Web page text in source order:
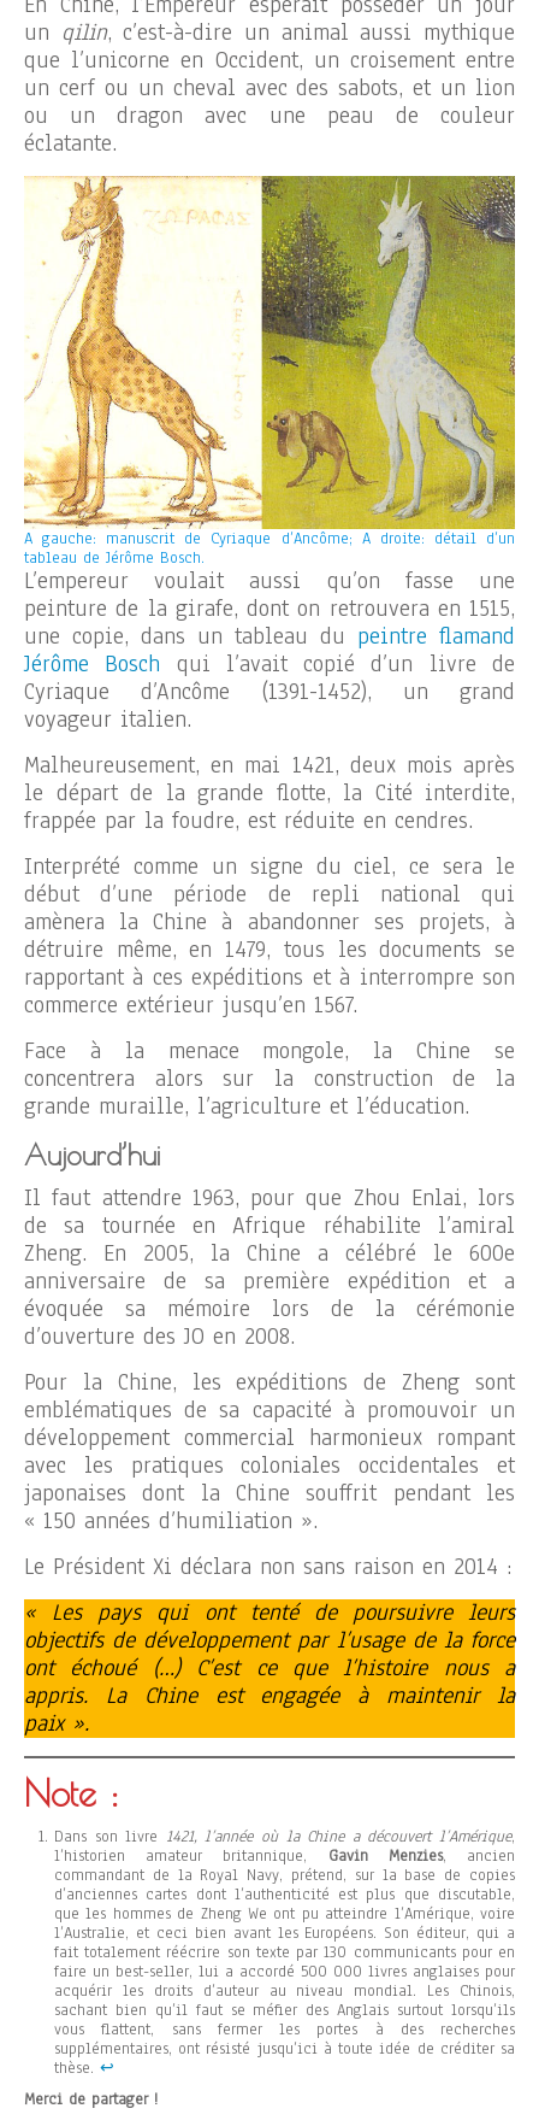
un qilin, c’est-à-dire un animal aussi mythique
que l’unicorne en Occident, un croisement entre
un cerf ou un cheval avec des sabots, et un lion
ou un dragon avec une peau de couleur
éclatante.
A gauche: manuscrit de Cyriaque d’Ancôme; A droite: détail d’un
tableau de Jérôme Bosch.
L’empereur voulait aussi qu’on fasse une
peinture de la girafe, dont on retrouvera en 1515,
une copie, dans un tableau du peintre flamand
Jérôme Bosch qui l’avait copié d’un livre de
Cyriaque d’Ancôme (1391-1452), un grand
voyageur italien.
Malheureusement, en mai 1421, deux mois après
le départ de la grande flotte, la Cité interdite,
frappée par la foudre, est réduite en cendres.
Interprété comme un signe du ciel, ce sera le
début d’une période de repli national qui
amènera la Chine à abandonner ses projets, à
détruire même, en 1479, tous les documents se
rapportant à ces expéditions et à interrompre son
commerce extérieur jusqu’en 1567.
Face à la menace mongole, la Chine se
concentrera alors sur la construction de la
grande muraille, l’agriculture et l’éducation.
Aujourd’hui
Il faut attendre 1963, pour que Zhou Enlai, lors
de sa tournée en Afrique réhabilite l’amiral
Zheng. En 2005, la Chine a célébré le 600e
anniversaire de sa première expédition et a
évoquée sa mémoire lors de la cérémonie
d’ouverture des JO en 2008.
Pour la Chine, les expéditions de Zheng sont
emblématiques de sa capacité à promouvoir un
développement commercial harmonieux rompant
avec les pratiques coloniales occidentales et
japonaises dont la Chine souffrit pendant les
« 150 années d’humiliation ».
Le Président Xi déclara non sans raison en 2014 :
« Les pays qui ont tenté de poursuivre leurs
objectifs de développement par l’usage de la force
ont échoué (…) C’est ce que l’histoire nous a
appris. La Chine est engagée à maintenir la
paix ».
Note :
Dans son livre 1421, l’année où la Chine a découvert l’Amérique,
l’historien amateur britannique, Gavin Menzies, ancien
commandant de la Royal Navy, prétend, sur la base de copies
d’anciennes cartes dont l’authenticité est plus que discutable,
que les hommes de Zheng We ont pu atteindre l’Amérique, voire
l’Australie, et ceci bien avant les Européens. Son éditeur, qui a
fait totalement réécrire son texte par 130 communicants pour en
faire un best-seller, lui a accordé 500 000 livres anglaises pour
acquérir les droits d’auteur au niveau mondial. Les Chinois,
sachant bien qu’il faut se méfier des Anglais surtout lorsqu’ils
vous flattent, sans fermer les portes à des recherches
supplémentaires, ont résisté jusqu’ici à toute idée de créditer sa
thèse. ↩︎
Merci de partager !